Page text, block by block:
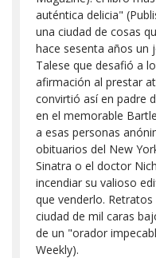
auténtica delicia"
una ciudad de cosas
hace sesenta años un
Talese que desafió a
afirmación al prestar
convirtió así en padre
en el memorable
a esas personas
obituarios del New
Sinatra o el doctor
incendiar su valioso
que venderlo.
ciudad de mil caras
de un "orador
Weekly).